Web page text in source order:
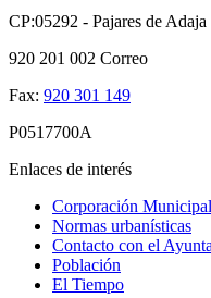
CP:05292 - Pajares de
920 201 002 Correo
Fax: 920 301 149
P0517700A
Enlaces de interés
Corporación Municipal
Normas urbanísticas
Contacto con el
Población
El Tiempo